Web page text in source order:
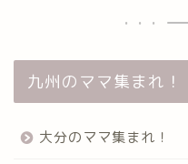
九州のママ集まれ！
大分のママ集まれ！